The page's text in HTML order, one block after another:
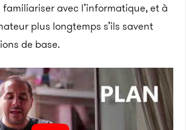
avec l’informatique, et à
plus longtemps s’ils savent
de base.